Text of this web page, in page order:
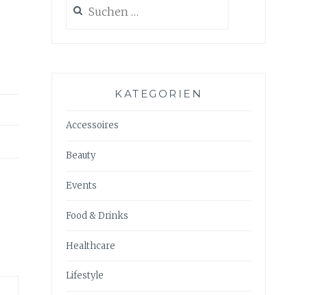
nach:
KATEGORIEN
Accessoires
Beauty
Events
Food & Drinks
Healthcare
Lifestyle